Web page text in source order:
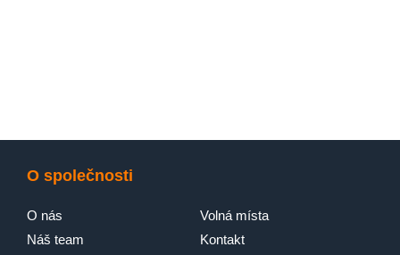
O společnosti
O nás
Náš team
Volná místa
Kontakt